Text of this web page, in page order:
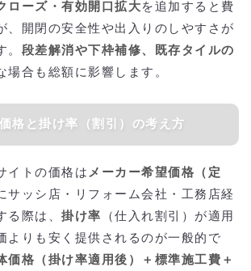
ローズ・有効開口拡大 を追加すると費
、開閉の安全性や出入りのしやすさが
。 段差解消や下枠補修、既存タイルの
場合も総額に影響します。
価格と掛け率（割引）の考え方
イトの価格はメーカー希望価格（定
サッシ店・リフォーム会社・工務店経
る際は、 掛け率 （仕入れ割引）が適用
よりも安く提供されるのが一般的で
価格（掛け率適用後）＋標準施工費＋